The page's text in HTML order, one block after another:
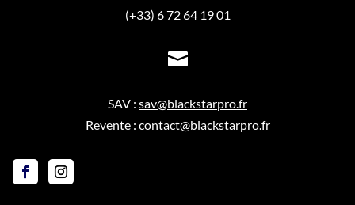
(+33) 6 72 64 19 01

SAV : sav@blackstarpro.fr
Revente : contact@blackstarpro.fr